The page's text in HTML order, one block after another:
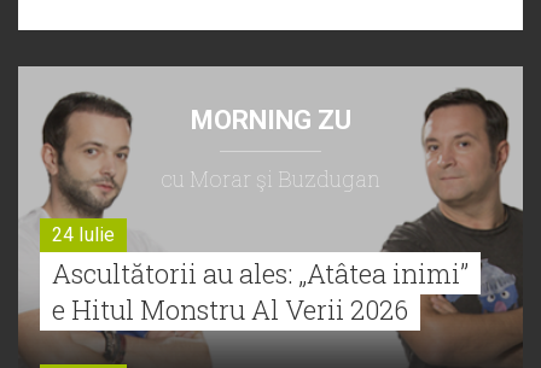
MORNING ZU
cu Morar şi Buzdugan
24 Iulie
Ascultătorii au ales: „Atâtea inimi”
e Hitul Monstru Al Verii 2026